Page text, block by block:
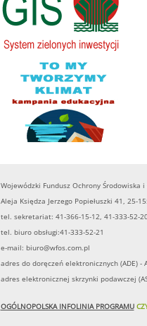
Wojewódzki Fundusz Ochrony Środowiska
Aleja Księdza Jerzego Popiełuszki 41, 25-
tel. sekretariat: 41-366-15-12, 41-333-52-
tel. biuro obsługi:41-333-52-21
e-mail: biuro@wfos.com.pl
adres do doręczeń elektronicznych (ADE) -
adres elektronicznej skrzynki podawczej
OGÓLNOPOLSKA INFOLINIA PROGRAMU